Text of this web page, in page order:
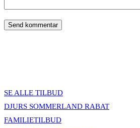
SE ALLE TILBUD
DJURS SOMMERLAND RABAT
FAMILIETILBUD